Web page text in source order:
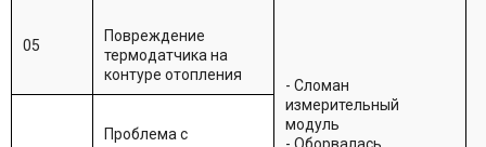
05
Повреждение
термодатчика на
контуре отопления
- Сломан
измерительный
модуль
Проблема с